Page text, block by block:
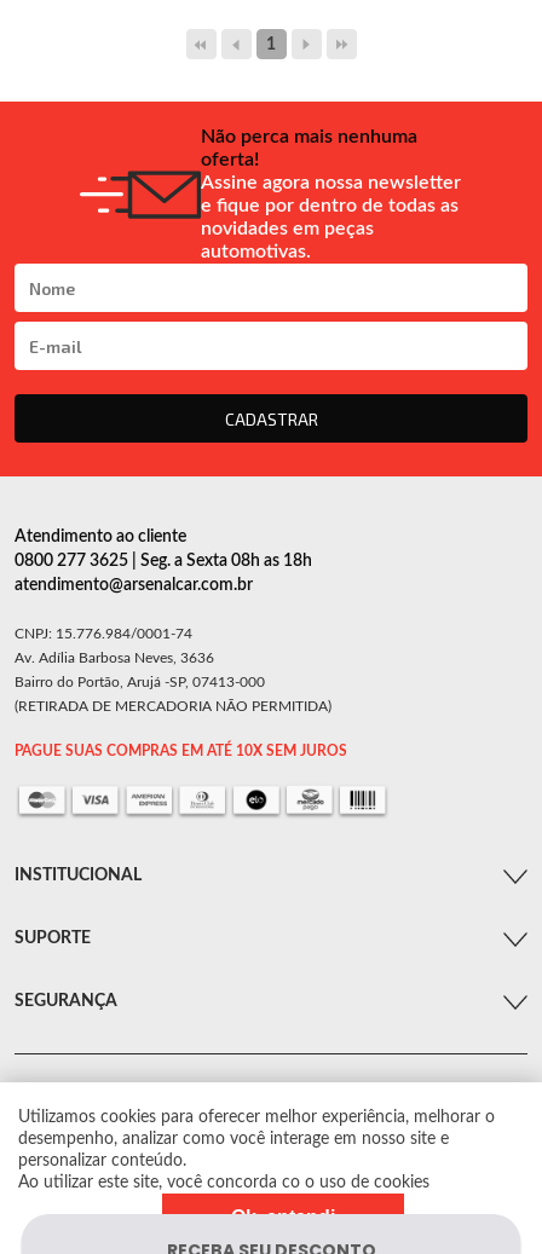
1
Não perca mais nenhuma
oferta!
Assine agora nossa newsletter
e fique por dentro de todas as
novidades em peças
automotivas.
CADASTRAR
Utilizamos cookies para oferecer melhor experiência, melhorar o
desempenho, analizar como você interage em nosso site e
personalizar conteúdo.
Ao utilizar este site, você concorda co o uso de cookies
Ok, entendi
Atendimento ao cliente
0800 277 3625 | Seg. a Sexta 08h as 18h
atendimento@arsenalcar.com.br
CNPJ: 15.776.984/0001-74
Av. Adília Barbosa Neves, 3636
Bairro do Portão, Arujá -SP, 07413-000
(RETIRADA DE MERCADORIA NÃO PERMITIDA)
PAGUE SUAS COMPRAS EM ATÉ 10X SEM JUROS
INSTITUCIONAL
SUPORTE
SEGURANÇA
© Arsenal Car. Todos os direitos reservados.
Proibida reprodução total ou parcial. Preços e estoque sujeito a alterações sem
aviso prévio.